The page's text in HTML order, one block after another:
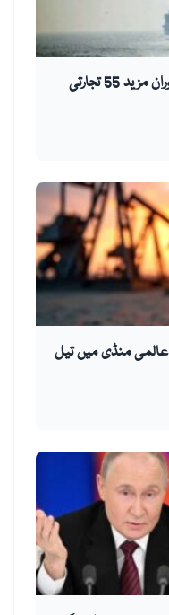
سینٹ کام کا بحری ناکہ بندی کے دوران مزید 55 تجارتی
عالمی منڈی میں تیل